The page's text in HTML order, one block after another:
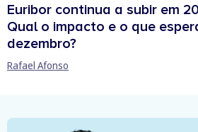
Euribor continua a subir em
Qual o impacto e o que
dezembro?
Rafael Afonso